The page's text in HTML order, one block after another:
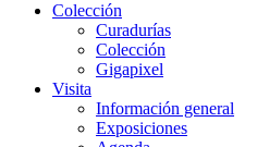
Colección
Curadurías
Colección
Gigapixel
Visita
Información general
Exposiciones